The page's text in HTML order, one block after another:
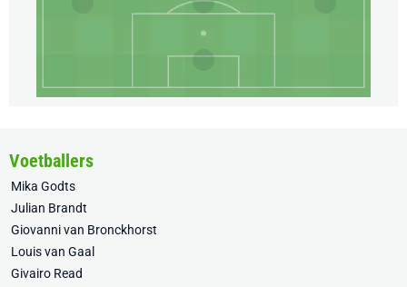
Voetballers
Mika Godts
Julian Brandt
Giovanni van Bronckhorst
Louis van Gaal
Givairo Read